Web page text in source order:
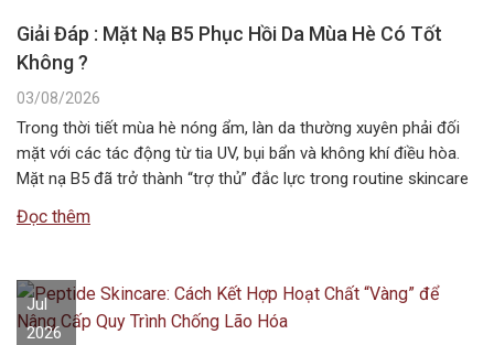
Giải Đáp : Mặt Nạ B5 Phục Hồi Da Mùa Hè Có Tốt
Không ?
03/08/2026
Trong thời tiết mùa hè nóng ẩm, làn da thường xuyên phải đối
mặt với các tác động từ tia UV, bụi bẩn và không khí điều hòa.
Mặt nạ B5 đã trở thành “trợ thủ” đắc lực trong routine skincare
Đọc thêm
Jul
2026